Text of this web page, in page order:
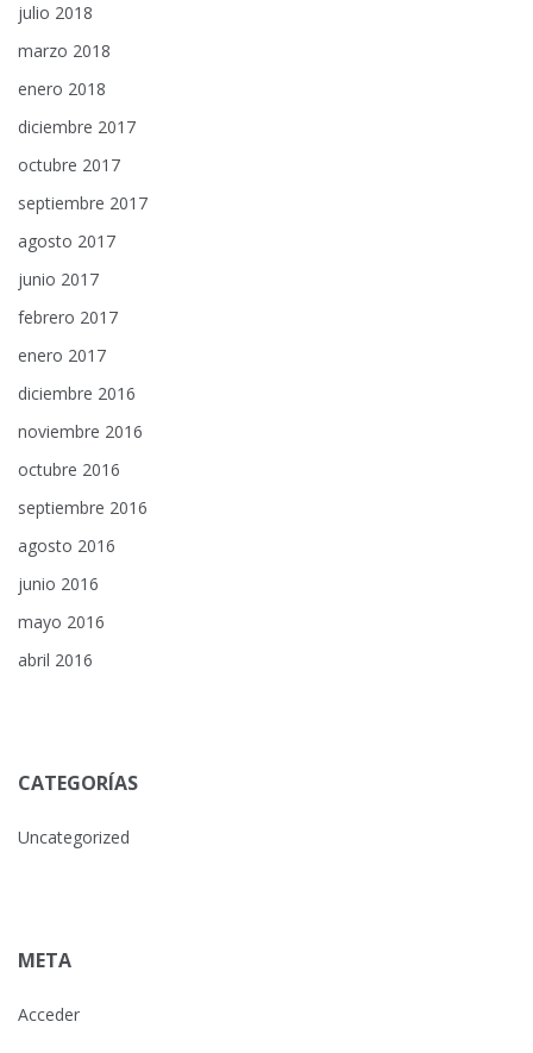
julio 2018
marzo 2018
enero 2018
diciembre 2017
octubre 2017
septiembre 2017
agosto 2017
junio 2017
febrero 2017
enero 2017
diciembre 2016
noviembre 2016
octubre 2016
septiembre 2016
agosto 2016
junio 2016
mayo 2016
abril 2016
CATEGORÍAS
Uncategorized
META
Acceder